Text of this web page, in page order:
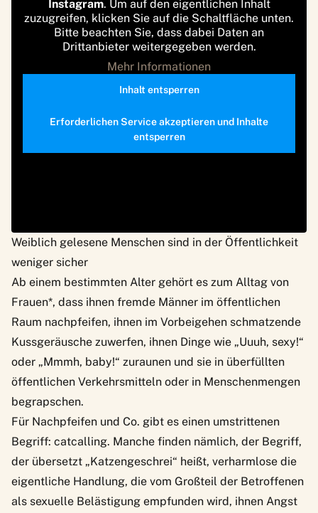
Instagram. Um auf den eigentlichen Inhalt
zuzugreifen, klicken Sie auf die Schaltfläche unten.
Bitte beachten Sie, dass dabei Daten an
Drittanbieter weitergegeben werden.
Mehr Informationen
Inhalt entsperren
Erforderlichen Service akzeptieren und Inhalte
entsperren
Weiblich gelesene Menschen sind in der Öffentlichkeit
weniger sicher
Ab einem bestimmten Alter gehört es zum Alltag von
Frauen*, dass ihnen fremde Männer im öffentlichen
Raum nachpfeifen, ihnen im Vorbeigehen schmatzende
Kussgeräusche zuwerfen, ihnen Dinge wie „Uuuh, sexy!“
oder „Mmmh, baby!“ zuraunen und sie in überfüllten
öffentlichen Verkehrsmitteln oder in Menschenmengen
begrapschen.
Für Nachpfeifen und Co. gibt es einen umstrittenen
Begriff: catcalling. Manche finden nämlich, der Begriff,
der übersetzt „Katzengeschrei“ heißt, verharmlose die
eigentliche Handlung, die vom Großteil der Betroffenen
als sexuelle Belästigung empfunden wird, ihnen Angst